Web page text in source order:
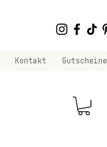
Kontakt Gutscheine